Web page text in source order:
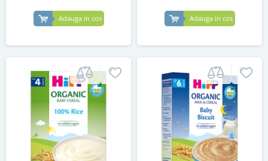
Adauga in cos Adauga in cos